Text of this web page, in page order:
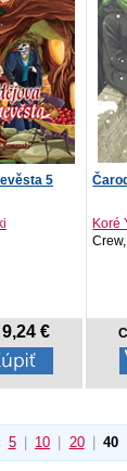
5
9,24 €
Koré
5 10 20 40